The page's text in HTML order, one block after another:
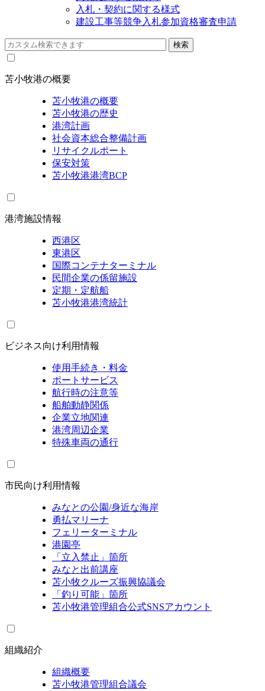
入札・契約に関する様式
建設工事等競争入札参加資格審査申請
苫小牧港の概要
苫小牧港の概要
苫小牧港の歴史
港湾計画
社会資本総合整備計画
リサイクルポート
保安対策
苫小牧港港湾BCP
港湾施設情報
西港区
東港区
国際コンテナターミナル
民間企業の係留施設
定期・定航船
苫小牧港港湾統計
ビジネス向け利用情報
使用手続き・料金
ポートサービス
航行時の注意等
船舶動静関係
企業立地関連
港湾周辺企業
特殊車両の通行
市民向け利用情報
みなとの公園/身近な海岸
勇払マリーナ
フェリーターミナル
港園亭
「立入禁止」箇所
みなと出前講座
苫小牧クルーズ振興協議会
「釣り可能」箇所
苫小牧港管理組合公式SNSアカウント
組織紹介
組織概要
苫小牧港管理組合議会